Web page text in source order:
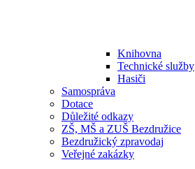
Knihovna
Technické služby
Hasiči
Samospráva
Dotace
Důležité odkazy
ZŠ, MŠ a ZUŠ Bezdružice
Bezdružický zpravodaj
Veřejné zakázky